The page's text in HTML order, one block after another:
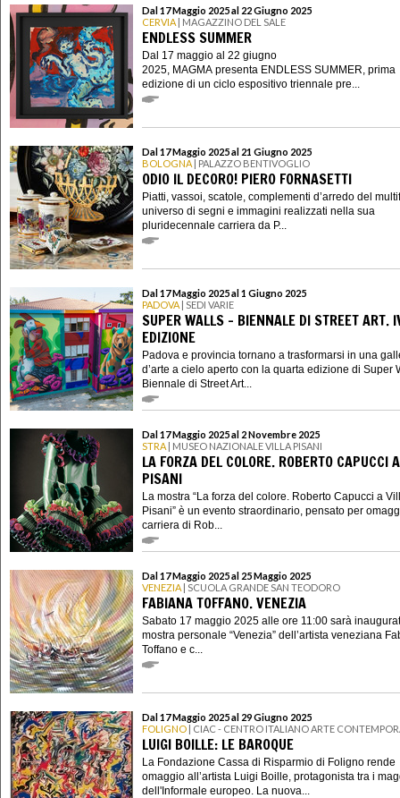
Dal 17 Maggio 2025 al 22 Giugno 2025
CERVIA | MAGAZZINO DEL SALE
ENDLESS SUMMER
Dal 17 maggio al 22 giugno
2025, MAGMA presenta ENDLESS SUMMER, prima
edizione di un ciclo espositivo triennale pre...
Dal 17 Maggio 2025 al 21 Giugno 2025
BOLOGNA | PALAZZO BENTIVOGLIO
ODIO IL DECORO! PIERO FORNASETTI
Piatti, vassoi, scatole, complementi d’arredo del
universo di segni e immagini realizzati nella sua
pluridecennale carriera da P...
Dal 17 Maggio 2025 al 1 Giugno 2025
PADOVA | SEDI VARIE
SUPER WALLS - BIENNALE DI STREET ART.
EDIZIONE
Padova e provincia tornano a trasformarsi in una
d’arte a cielo aperto con la quarta edizione di Super
Biennale di Street Art...
Dal 17 Maggio 2025 al 2 Novembre 2025
STRA | MUSEO NAZIONALE VILLA PISANI
LA FORZA DEL COLORE. ROBERTO CAPUCCI
PISANI
La mostra “La forza del colore. Roberto Capucci a
Pisani” è un evento straordinario, pensato per
carriera di Rob...
Dal 17 Maggio 2025 al 25 Maggio 2025
VENEZIA | SCUOLA GRANDE SAN TEODORO
FABIANA TOFFANO. VENEZIA
Sabato 17 maggio 2025 alle ore 11:00 sarà
mostra personale “Venezia” dell’artista veneziana
Toffano e c...
Dal 17 Maggio 2025 al 29 Giugno 2025
FOLIGNO | CIAC - CENTRO ITALIANO ARTE
LUIGI BOILLE: LE BAROQUE
La Fondazione Cassa di Risparmio di Foligno rende
omaggio all’artista Luigi Boille, protagonista tra i
dell'Informale europeo. La nuova...